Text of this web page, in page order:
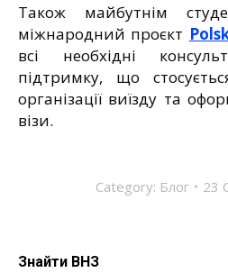
Також майбутнім
міжнародний проєкт
всі необхідні
підтримку, що
організації виїзду та
візи.
Category: Блог 23
Знайти ВНЗ